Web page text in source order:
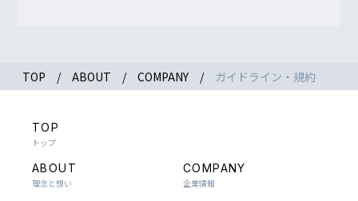
TOP ABOUT COMPANY ガイドライン・規約
TOP
トップ
ABOUT
理念と想い
COMPANY
企業情報